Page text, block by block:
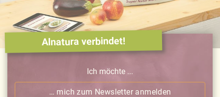
Alnatura verbindet!
Ich möchte ...
… mich zum Newsletter anmelden